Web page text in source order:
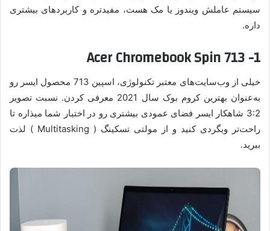
سیستم عاملش ویندوز یا مک هست، مفیدتره و کاربردهای بیشتری
داره.
1- Acer Chromebook Spin 713
خیلی از وب‌سایت‌های معتبر تکنولوژی، اسپین 713 محصول ایسر رو
به‌عنوان بهترین کروم بوک سال 2021 معرفی کردن. نسبت تصویر
3:2 شاهکار ایسر فضای عمودی بیشتری رو در اختیار شما میذاره تا
راحت‌تر وبگردی کنید و از مولتی تسکینگ ( Multitasking ) لذت
ببرید.